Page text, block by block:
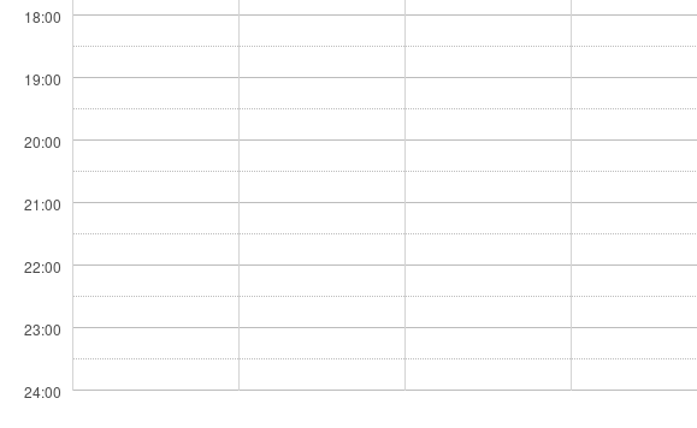
18:00
19:00
20:00
21:00
22:00
23:00
24:00